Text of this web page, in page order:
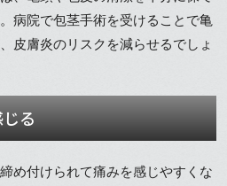
病院で包茎手術を受けることで亀
皮膚炎のリスクを減らせるでしょ
る
め付けられて痛みを感じやすくな